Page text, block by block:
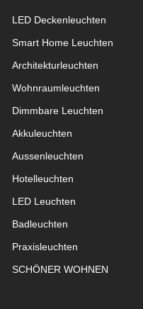
LED Deckenleuchten
Smart Home Leuchten
Architekturleuchten
Wohnraum­leuchten
Dimmbare Leuchten
Akkuleuchten
Aussen­leuchten
Hotelleuchten
LED Leuchten
Badleuchten
Praxisleuchten
SCHÖNER WOHNEN